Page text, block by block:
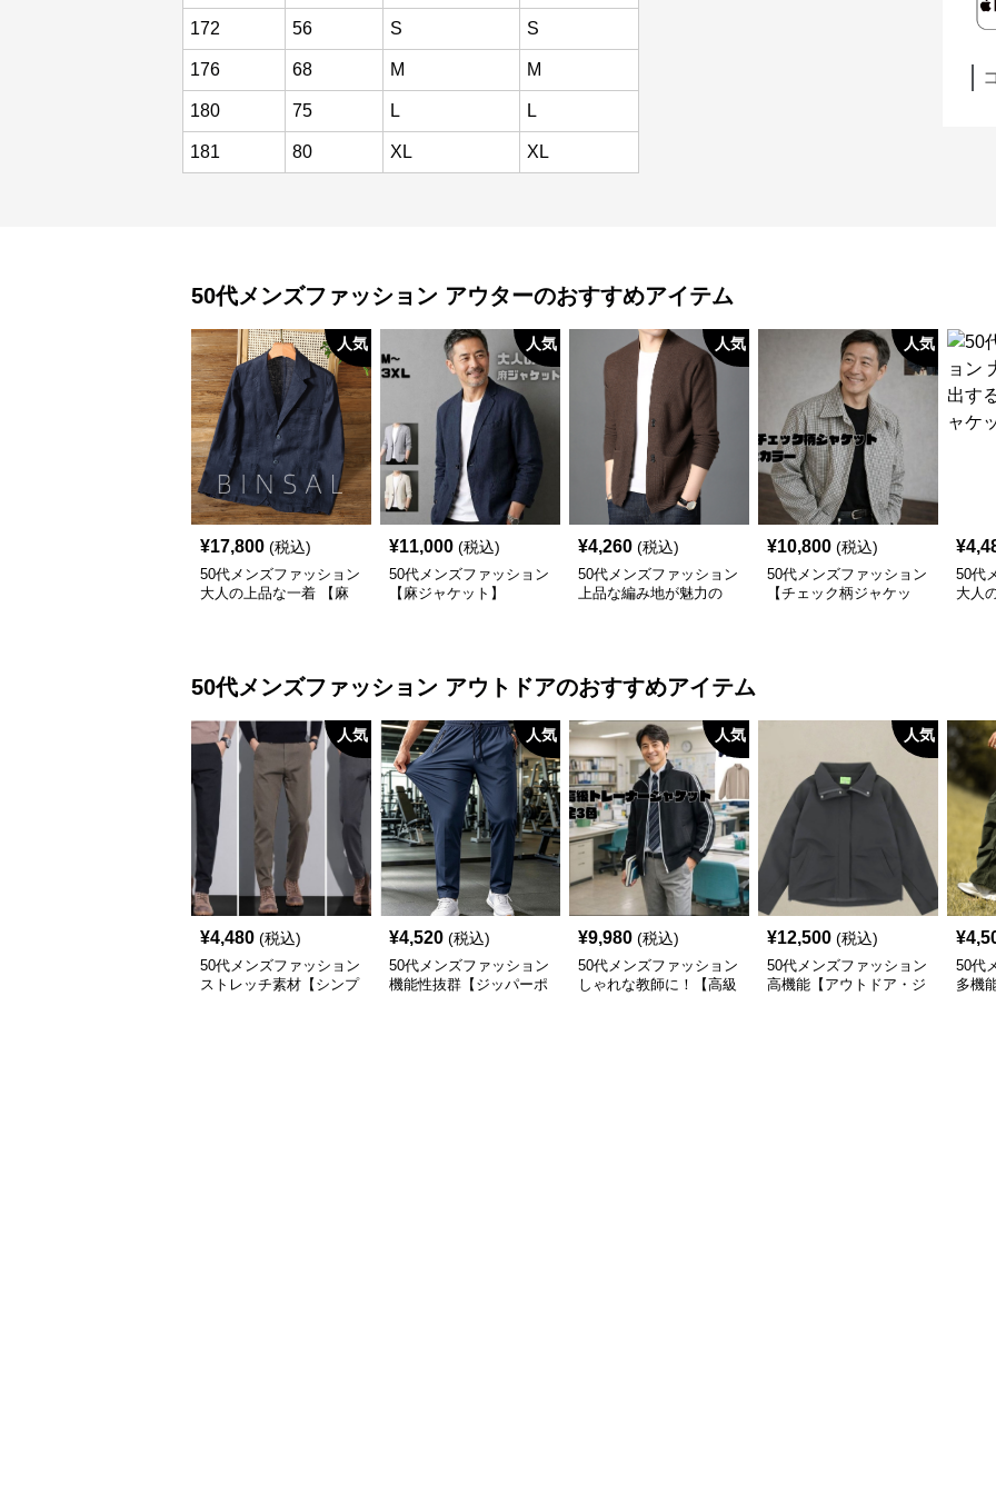
172 56 S S
176 68 M M
180 75 L L
181 80 XL XL
50代メンズファッション アウターのおすすめアイテム
人気
¥17,800 (税込)
50代メンズファッション
大人の上品な一着 【麻
人気
¥11,000 (税込)
50代メンズファッション
【麻ジャケット】
人気
¥4,260 (税込)
50代メンズファッション
上品な編み地が魅力の
人気
¥10,800 (税込)
50代メンズファッション
【チェック柄ジャケッ
¥
50代
大人
50代メンズファッション アウトドアのおすすめアイテム
人気
¥4,480 (税込)
50代メンズファッション
ストレッチ素材【シンプ
人気
¥4,520 (税込)
50代メンズファッション
機能性抜群【ジッパーポ
人気
¥9,980 (税込)
50代メンズファッション
しゃれな教師に！【高級
人気
¥12,500 (税込)
50代メンズファッション
高機能【アウトドア・ジ
¥
50代
多機